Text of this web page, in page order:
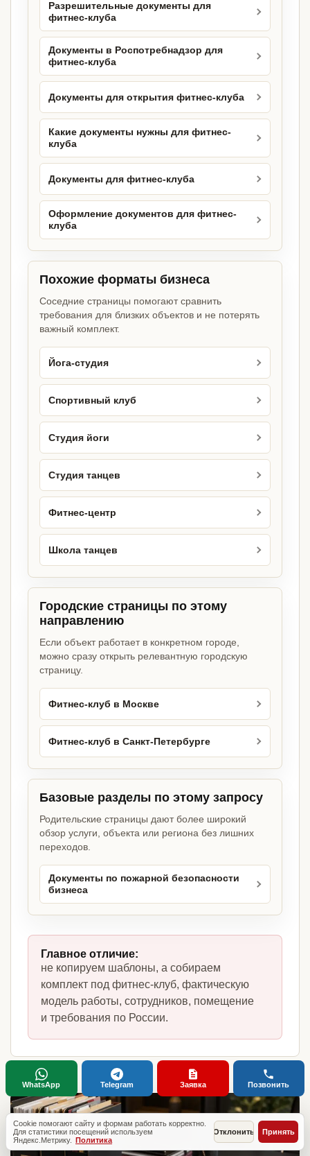
Разрешительные документы для
фитнес-клуба
Документы в Роспотребнадзор для
фитнес-клуба
Документы для открытия фитнес-клуба
Какие документы нужны для фитнес-
клуба
Документы для фитнес-клуба
Оформление документов для фитнес-
клуба
Похожие форматы бизнеса
Соседние страницы помогают сравнить
требования для близких объектов и не потерять
важный комплект.
Йога-студия
Спортивный клуб
Студия йоги
Студия танцев
Фитнес-центр
Школа танцев
Городские страницы по этому
направлению
Если объект работает в конкретном городе,
можно сразу открыть релевантную городскую
страницу.
Фитнес-клуб в Москве
Фитнес-клуб в Санкт-Петербурге
Базовые разделы по этому запросу
Родительские страницы дают более широкий
обзор услуги, объекта или региона без лишних
переходов.
Документы по пожарной безопасности
бизнеса
Главное отличие:
не копируем шаблоны, а собираем
комплект под фитнес-клуб, фактическую
модель работы, сотрудников, помещение
и требования по России.
Cookie помогают сайту и формам работать корректно.
Для статистики посещений используем
Яндекс.Метрику. Политика
Отклонить Принять
WhatsApp Telegram Заявка Позвонить